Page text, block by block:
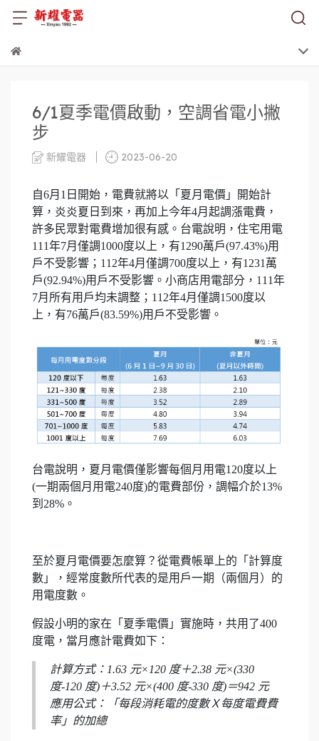
6/1夏季電價啟動，空調省電小撇
步
新耀電器 2023-06-20
自6月1日開始，電費就將以「夏月電價」開始計
算，炎炎夏日到來，再加上今年4月起調漲電費，
許多民眾對電費增加很有感。台電說明，住宅用電
111年7月僅調1000度以上，有1290萬戶(97.43%)用
戶不受影響；112年4月僅調700度以上，有1231萬
戶(92.94%)用戶不受影響。小商店用電部分，111年
7月所有用戶均未調整；112年4月僅調1500度以
上，有76萬戶(83.59%)用戶不受影響。
台電說明，夏月電價僅影響每個月用電120度以上
(一期兩個月用電240度)的電費部份，調幅介於13%
到28%。
至於夏月電價要怎麼算？從電費帳單上的「計算度
數」，經常度數所代表的是用戶一期（兩個月）的
用電度數。
假設小明的家在「夏季電價」實施時，共用了400
度電，當月應計電費如下：
計算方式：1.63 元×120 度＋2.38 元×(330
度-120 度)＋3.52 元×(400 度-330 度)＝942 元
應用公式：「每段消耗電的度數Ｘ每度電費費
率」的加總